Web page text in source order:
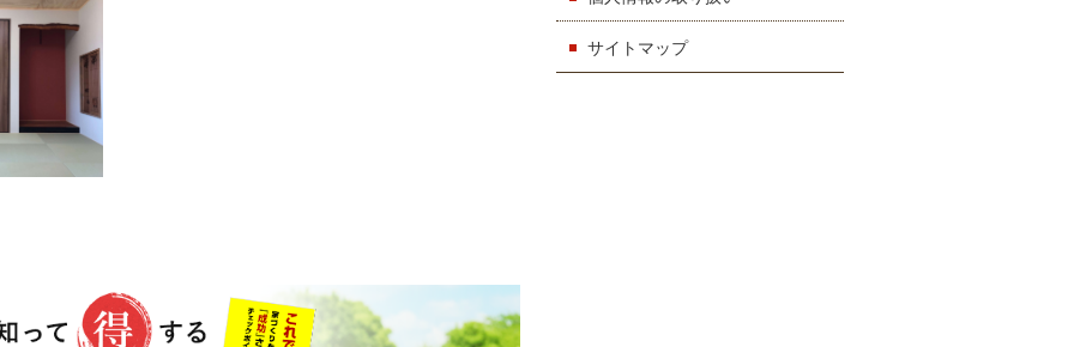
サイトマップ